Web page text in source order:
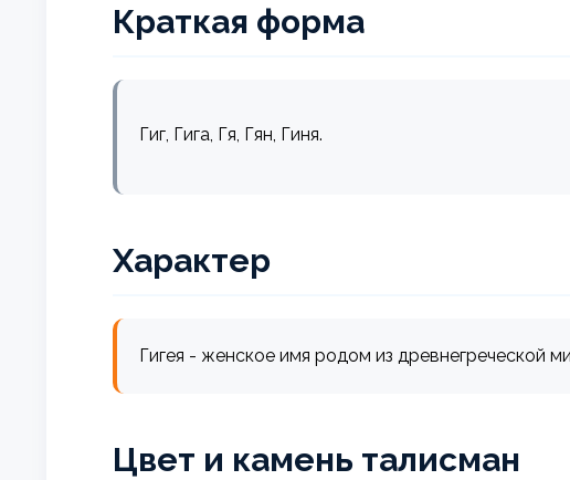
Краткая форма
Гиг, Гига, Гя, Гян, Гиня.
Характер
Гигея - женское имя родом из древнегреческой
Цвет и камень талисман